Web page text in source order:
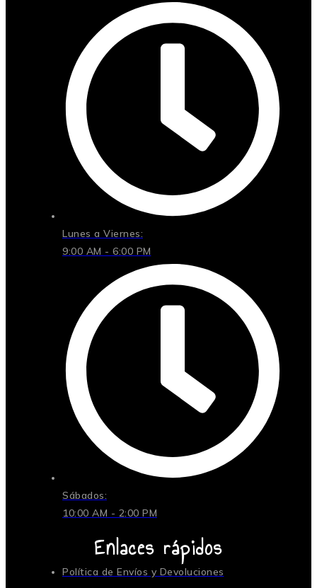
Lunes a Viernes:
9:00 AM - 6:00 PM
Sábados:
10:00 AM - 2:00 PM
Enlaces rápidos
Política de Envíos y Devoluciones